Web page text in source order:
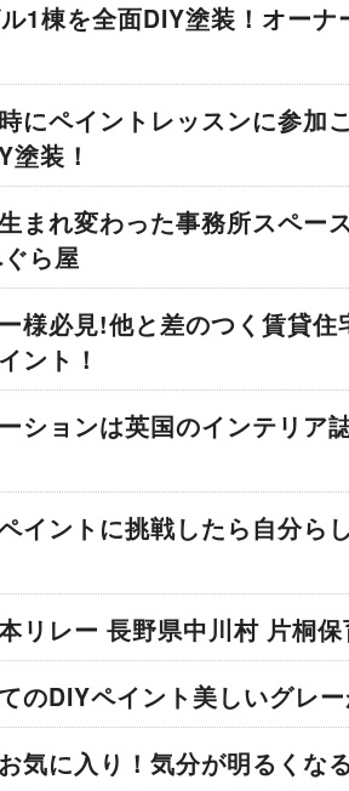
1棟を全面DIY塗装！ オーナ
にペイントレッスンに参加
塗装！
まれ変わった事務所スペー
ら屋
様必見!他と差のつく賃貸住
ント！
ションは英国のインテリア
イントに挑戦したら自分ら
リレー 長野県中川村 片桐
のDIYペイント 美しいグレ
気に入り！ 気分が明るくな